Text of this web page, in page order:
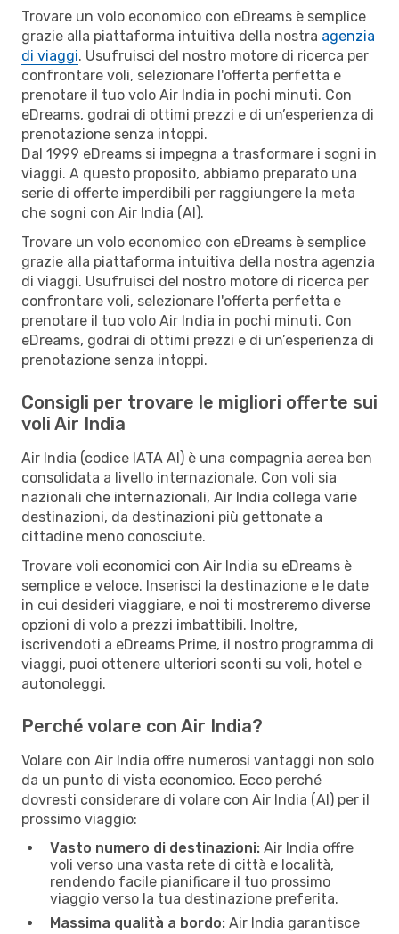
Trovare un volo economico con eDreams è semplice
grazie alla piattaforma intuitiva della nostra agenzia
di viaggi. Usufruisci del nostro motore di ricerca per
confrontare voli, selezionare l'offerta perfetta e
prenotare il tuo volo Air India in pochi minuti. Con
eDreams, godrai di ottimi prezzi e di un’esperienza di
prenotazione senza intoppi.
Dal 1999 eDreams si impegna a trasformare i sogni in
viaggi. A questo proposito, abbiamo preparato una
serie di offerte imperdibili per raggiungere la meta
che sogni con Air India (AI).
Trovare un volo economico con eDreams è semplice
grazie alla piattaforma intuitiva della nostra agenzia
di viaggi. Usufruisci del nostro motore di ricerca per
confrontare voli, selezionare l'offerta perfetta e
prenotare il tuo volo Air India in pochi minuti. Con
eDreams, godrai di ottimi prezzi e di un’esperienza di
prenotazione senza intoppi.
Consigli per trovare le migliori offerte sui
voli Air India
Air India (codice IATA AI) è una compagnia aerea ben
consolidata a livello internazionale. Con voli sia
nazionali che internazionali, Air India collega varie
destinazioni, da destinazioni più gettonate a
cittadine meno conosciute.
Trovare voli economici con Air India su eDreams è
semplice e veloce. Inserisci la destinazione e le date
in cui desideri viaggiare, e noi ti mostreremo diverse
opzioni di volo a prezzi imbattibili. Inoltre,
iscrivendoti a eDreams Prime, il nostro programma di
viaggi, puoi ottenere ulteriori sconti su voli, hotel e
autonoleggi.
Perché volare con Air India?
Volare con Air India offre numerosi vantaggi non solo
da un punto di vista economico. Ecco perché
dovresti considerare di volare con Air India (AI) per il
prossimo viaggio:
Vasto numero di destinazioni: Air India offre
voli verso una vasta rete di città e località,
rendendo facile pianificare il tuo prossimo
viaggio verso la tua destinazione preferita.
Massima qualità a bordo: Air India garantisce